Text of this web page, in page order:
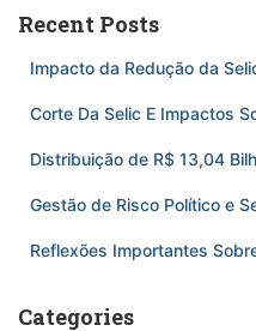
Recent Posts
Impacto da Redução da
Corte Da Selic E Impactos
Distribuição de R$ 13,04
Gestão de Risco Político e
Reflexões Importantes
Categories